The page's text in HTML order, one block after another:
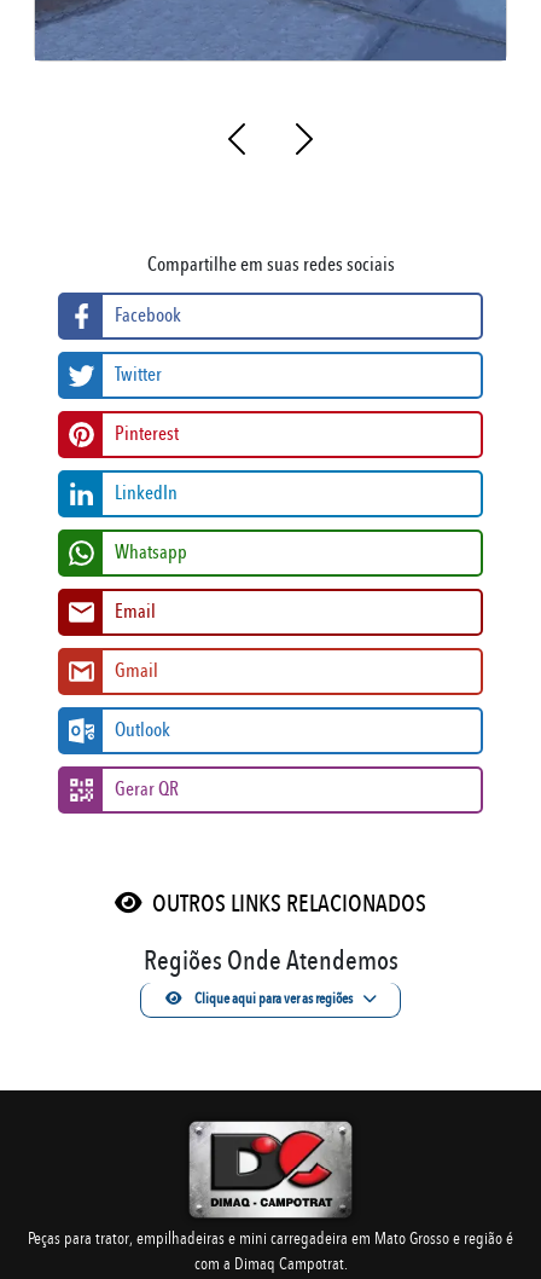
Compartilhe em suas redes sociais
Facebook
Twitter
Pinterest
LinkedIn
Whatsapp
Email
Gmail
Outlook
Gerar QR
OUTROS LINKS RELACIONADOS
Regiões Onde Atendemos
Clique aqui para ver as regiões
Peças para trator, empilhadeiras e mini carregadeira em Mato Grosso e região é
com a Dimaq Campotrat.